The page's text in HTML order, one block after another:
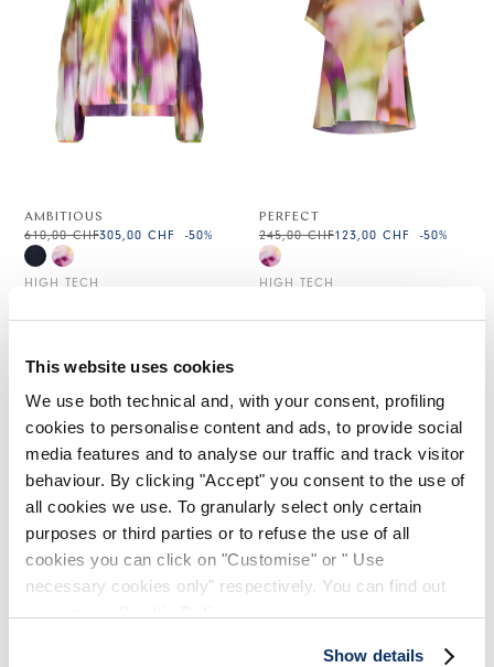
This website uses cookies
We use both technical and, with your consent, profiling
cookies to personalise content and ads, to provide social
media features and to analyse our traffic and track visitor
behaviour. By clicking "Accept" you consent to the use of
all cookies we use. To granularly select only certain
purposes or third parties or to refuse the use of all
cookies you can click on "Customise" or " Use
necessary cookies only" respectively. You can find out
Show details
AMBITIOUS
HIGH TECH
610,00 CHF305,00 CHF -50%
PERFECT
HIGH TECH
245,00 CHF123,00 CHF -50%
Indisponible